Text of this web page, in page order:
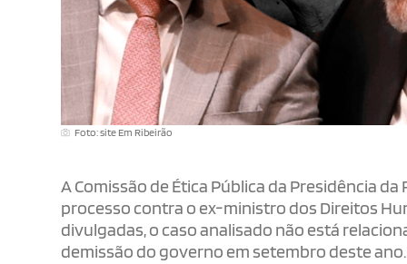
Foto: site Em Ribeirão
A Comissão de Ética Pública da Presidência
processo contra o ex-ministro dos Direitos
divulgadas, o caso analisado não está
demissão do governo em setembro deste ano.